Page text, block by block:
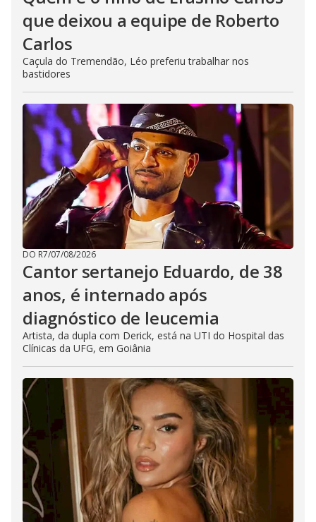
que deixou a equipe de Roberto
Carlos
Caçula do Tremendão, Léo preferiu trabalhar nos
bastidores
DO R7/07/08/2026
Cantor sertanejo Eduardo, de 38
anos, é internado após
diagnóstico de leucemia
Artista, da dupla com Derick, está na UTI do Hospital das
Clínicas da UFG, em Goiânia